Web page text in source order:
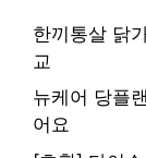
한끼통살 닭
교
뉴케어 당플
어요